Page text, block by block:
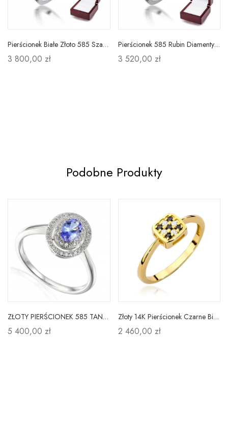
Pierścionek Białe Złoto 585 Szafir Diament Prezent
3 800,00 zł
Pierścionek 585 Rubin Diamenty Białe Złoto Prezent
3 520,00 zł
Podobne Produkty
ZŁOTY PIERŚCIONEK 585 TANZANIT I DIAMENTY PREZENT
5 400,00 zł
Złoty 14K Pierścionek Czarne Białe Brylanty Grawer
2 460,00 zł